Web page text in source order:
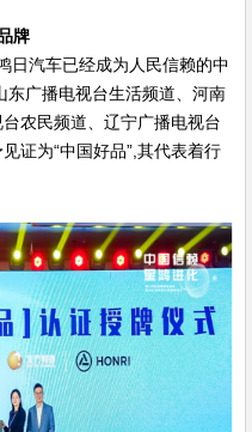
牌
日汽车已经成为人民信赖的中
东广播电视台生活频道、河南
农民频道、辽宁广播电视台
证为“中国好品”,其代表着行